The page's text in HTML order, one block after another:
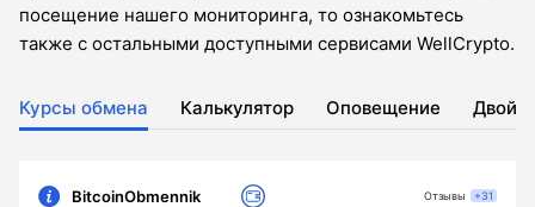
посещение нашего мониторинга, то ознакомьтесь
также с остальными доступными сервисами WellCrypto.
Курсы обмена Калькулятор Оповещение
BitcoinObmennik Отзывы +31